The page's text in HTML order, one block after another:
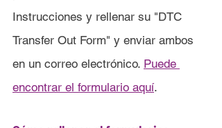
Instrucciones y rellenar su "DTC
Transfer Out Form" y enviar ambos
en un correo electrónico. Puede
encontrar el formulario aquí.